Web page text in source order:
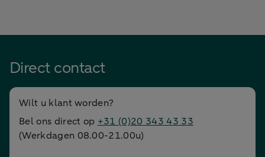
Direct contact
Wilt u klant worden?
Bel ons direct op +31 (0)20 343 43 33
(Werkdagen 08.00-21.00u)